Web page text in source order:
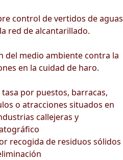
control de vertidos de aguas
red de alcantarillado.
del medio ambiente contra la
en la cuidad de haro.
tasa por puestos, barracas,
o atracciones situados en
callejeras y
recogida de residuos sólidos